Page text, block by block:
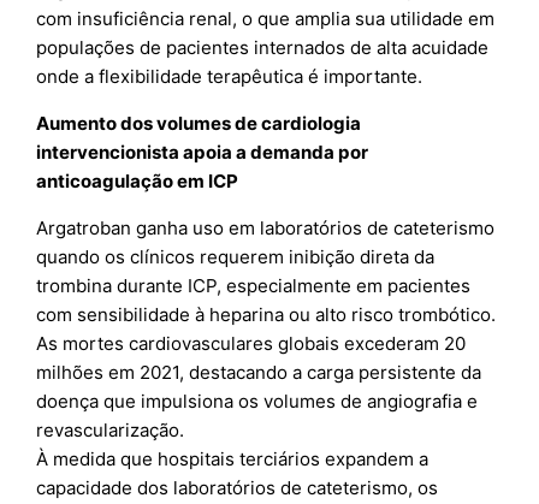
com insuficiência renal, o que amplia sua utilidade em
populações de pacientes internados de alta acuidade
onde a flexibilidade terapêutica é importante.
Aumento dos volumes de cardiologia
intervencionista apoia a demanda por
anticoagulação em ICP
Argatroban ganha uso em laboratórios de cateterismo
quando os clínicos requerem inibição direta da
trombina durante ICP, especialmente em pacientes
com sensibilidade à heparina ou alto risco trombótico.
As mortes cardiovasculares globais excederam 20
milhões em 2021, destacando a carga persistente da
doença que impulsiona os volumes de angiografia e
revascularização.
À medida que hospitais terciários expandem a
capacidade dos laboratórios de cateterismo, os